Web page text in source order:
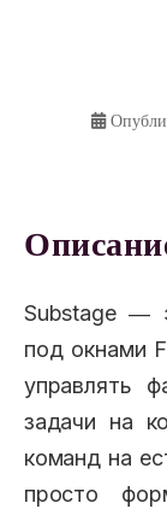
Substage ―
под окнами
управлять
задачи на
команд на
просто